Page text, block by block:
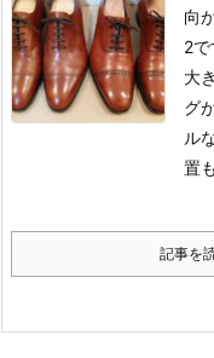
向
2
大
グ
ル
置
記事を